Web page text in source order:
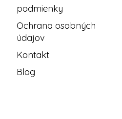
podmienky
Ochrana osobných
údajov
Kontakt
Blog